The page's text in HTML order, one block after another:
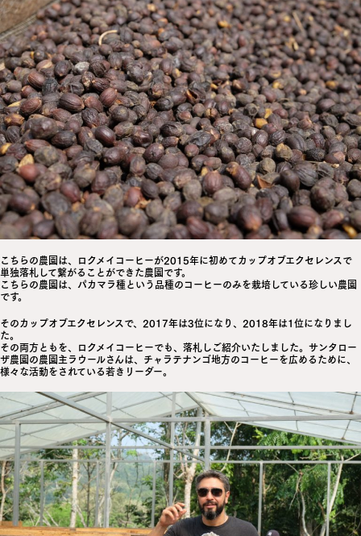
こちらの農園は、ロクメイコーヒーが2015年に初めてカップオブエクセレンスで
単独落札して繋がることができた農園です。
こちらの農園は、パカマラ種という品種のコーヒーのみを栽培している珍しい農園
です。
そのカップオブエクセレンスで、2017年は3位になり、2018年は1位になりまし
た。
その両方ともを、ロクメイコーヒーでも、落札しご紹介いたしました。サンタロー
ザ農園の農園主ラウールさんは、チャラテナンゴ地方のコーヒーを広めるために、
様々な活動をされている若きリーダー。